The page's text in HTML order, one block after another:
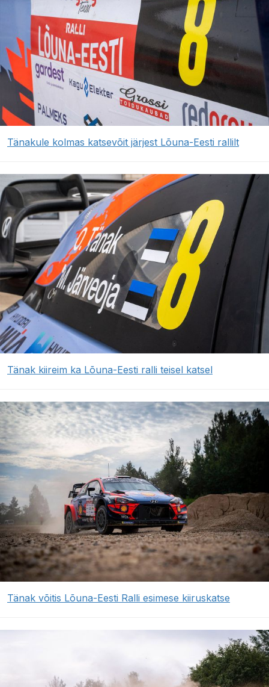
Tänakule kolmas katsevõit järjest Lõuna-Eesti rallilt
Tänak kiireim ka Lõuna-Eesti ralli teisel katsel
Tänak võitis Lõuna-Eesti Ralli esimese kiiruskatse